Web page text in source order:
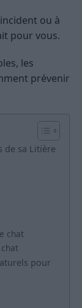
ou à
pour vous.
les
prévenir
de sa Litière
chat
pour